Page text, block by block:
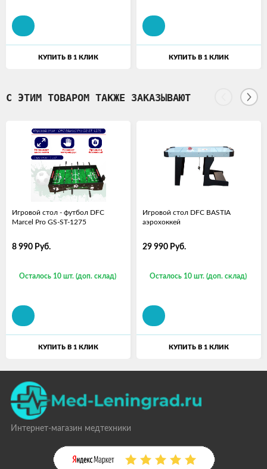
КУПИТЬ В 1 КЛИК КУПИТЬ В 1 КЛИК
С ЭТИМ ТОВАРОМ ТАКЖЕ ЗАКАЗЫВАЮТ
Игровой стол - футбол DFC
Marcel Pro GS-ST-1275
8 990 Руб.
Осталось 10 шт. (доп. склад)
КУПИТЬ В 1 КЛИК
Игровой стол DFC BASTIA
аэрохоккей
29 990 Руб.
Осталось 10 шт. (доп. склад)
КУПИТЬ В 1 КЛИК
Интернет-магазин медтехники